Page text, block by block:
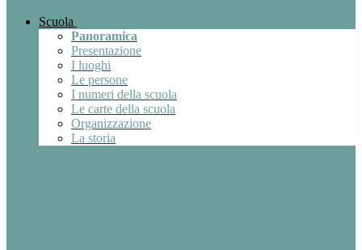
Scuola
Panoramica
Presentazione
I luoghi
Le persone
I numeri della scuola
Le carte della scuola
Organizzazione
La storia